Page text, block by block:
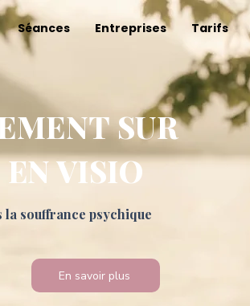
Séances Entreprises Tarifs
SUR
VISIO
la souffrance psychique
En savoir plus